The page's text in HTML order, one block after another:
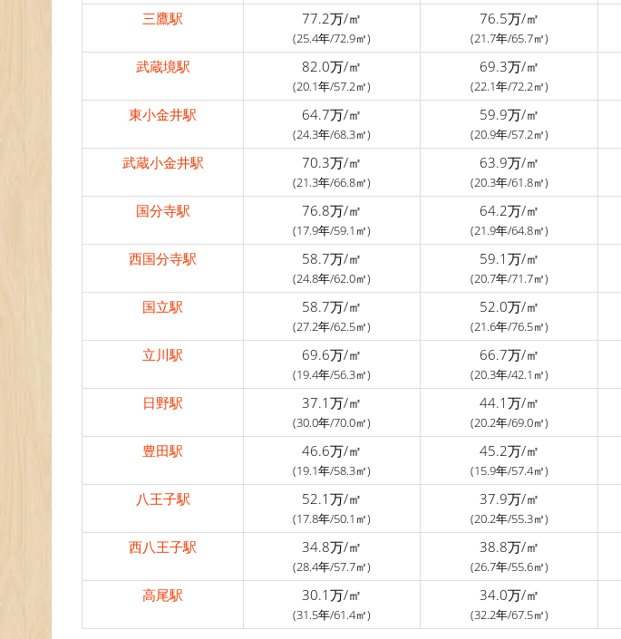
三鷹駅 77.2万/㎡
(25.4年/72.9㎡)
76.5万/㎡
(21.7年/65.7㎡)
武蔵境駅 82.0万/㎡
(20.1年/57.2㎡)
69.3万/㎡
(22.1年/72.2㎡)
東小金井駅 64.7万/㎡
(24.3年/68.3㎡)
59.9万/㎡
(20.9年/57.2㎡)
武蔵小金井駅 70.3万/㎡
(21.3年/66.8㎡)
63.9万/㎡
(20.3年/61.8㎡)
国分寺駅 76.8万/㎡
(17.9年/59.1㎡)
64.2万/㎡
(21.9年/64.8㎡)
西国分寺駅 58.7万/㎡
(24.8年/62.0㎡)
59.1万/㎡
(20.7年/71.7㎡)
国立駅 58.7万/㎡
(27.2年/62.5㎡)
52.0万/㎡
(21.6年/76.5㎡)
立川駅 69.6万/㎡
(19.4年/56.3㎡)
66.7万/㎡
(20.3年/42.1㎡)
日野駅 37.1万/㎡
(30.0年/70.0㎡)
44.1万/㎡
(20.2年/69.0㎡)
豊田駅 46.6万/㎡
(19.1年/58.3㎡)
45.2万/㎡
(15.9年/57.4㎡)
八王子駅 52.1万/㎡
(17.8年/50.1㎡)
37.9万/㎡
(20.2年/55.3㎡)
西八王子駅 34.8万/㎡
(28.4年/57.7㎡)
38.8万/㎡
(26.7年/55.6㎡)
高尾駅 30.1万/㎡
(31.5年/61.4㎡)
34.0万/㎡
(32.2年/67.5㎡)